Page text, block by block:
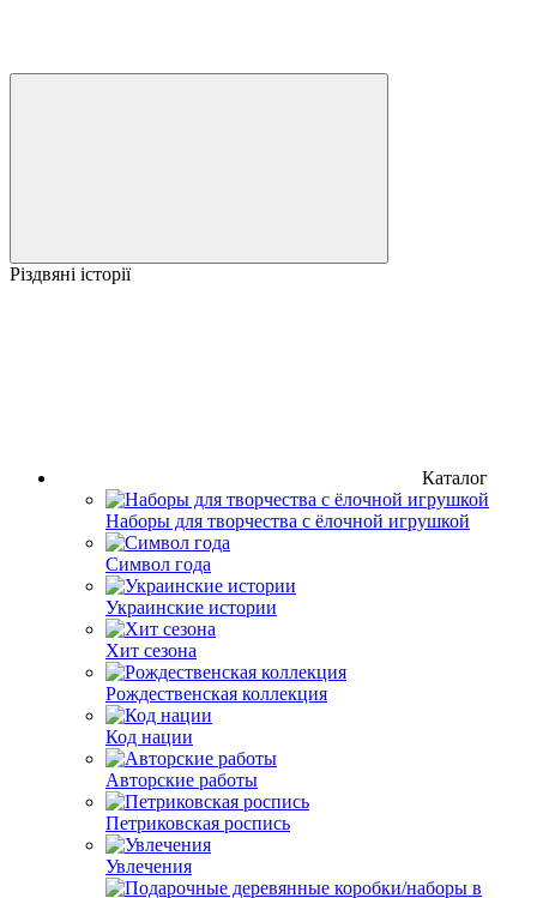
Різдвяні історії
Каталог
Наборы для творчества с ёлочной игрушкой
Символ года
Украинские истории
Хит сезона
Рождественская коллекция
Код нации
Авторские работы
Петриковская роспись
Увлечения